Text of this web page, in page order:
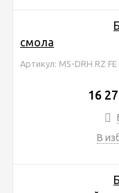
смола
Артикул: MS-DRH RZ
16
В